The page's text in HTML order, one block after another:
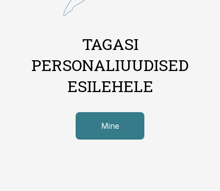
TAGASI
PERSONALIUUDISED
ESILEHELE
Mine